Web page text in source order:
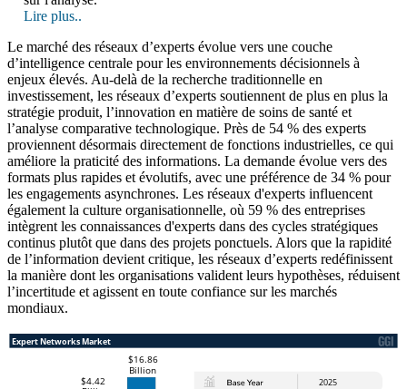
Lire plus..
Le marché des réseaux d’experts évolue vers une couche
d’intelligence centrale pour les environnements décisionnels à
enjeux élevés. Au-delà de la recherche traditionnelle en
investissement, les réseaux d’experts soutiennent de plus en plus la
stratégie produit, l’innovation en matière de soins de santé et
l’analyse comparative technologique. Près de 54 % des experts
proviennent désormais directement de fonctions industrielles, ce qui
améliore la praticité des informations. La demande évolue vers des
formats plus rapides et évolutifs, avec une préférence de 34 % pour
les engagements asynchrones. Les réseaux d'experts influencent
également la culture organisationnelle, où 59 % des entreprises
intègrent les connaissances d'experts dans des cycles stratégiques
continus plutôt que dans des projets ponctuels. Alors que la rapidité
de l’information devient critique, les réseaux d’experts redéfinissent
la manière dont les organisations valident leurs hypothèses, réduisent
l’incertitude et agissent en toute confiance sur les marchés
mondiaux.